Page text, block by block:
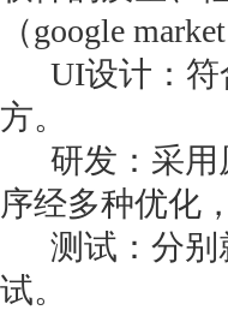
（google
UI设计：符
方。
研发：采用
序经多种优化
测试：分别
试。